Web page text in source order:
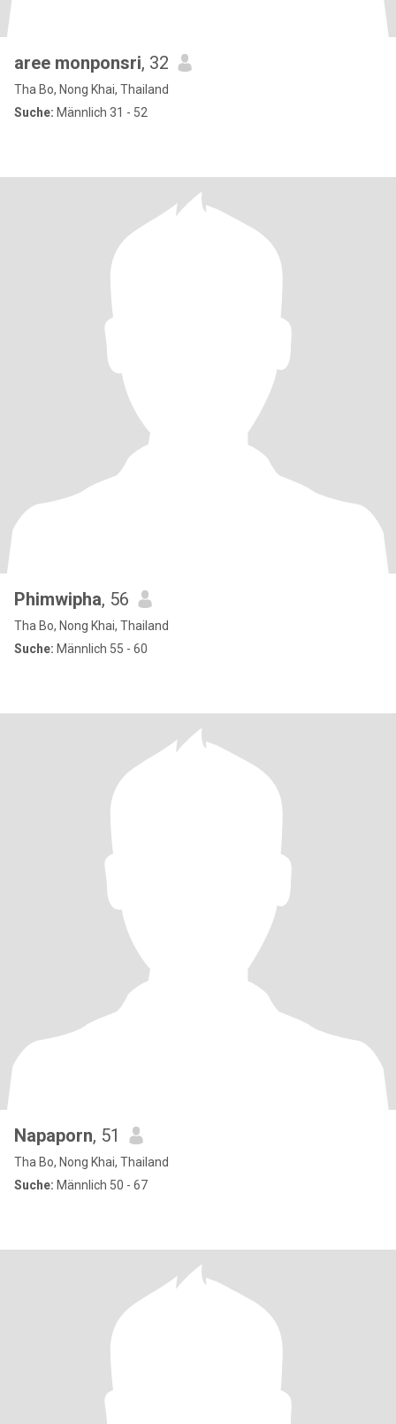
aree monponsri, 32
Tha Bo, Nong Khai, Thailand
Suche: Männlich 31 - 52
Phimwipha, 56
Tha Bo, Nong Khai, Thailand
Suche: Männlich 55 - 60
Napaporn, 51
Tha Bo, Nong Khai, Thailand
Suche: Männlich 50 - 67